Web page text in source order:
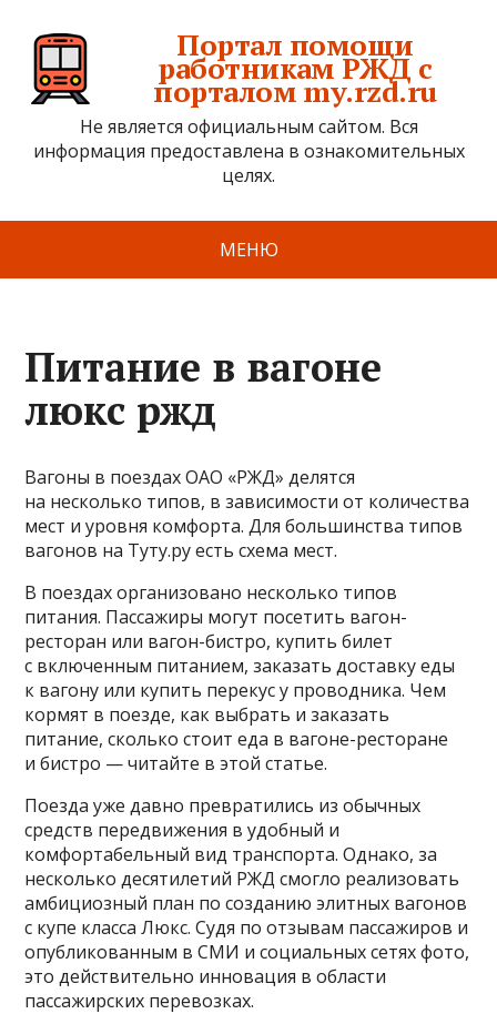
Портал помощи
работникам РЖД с
порталом my.rzd.ru
Не является официальным сайтом. Вся
информация предоставлена в ознакомительных
целях.
МЕНЮ
Питание в вагоне
люкс ржд
Вагоны в поездах ОАО «РЖД» делятся
на несколько типов, в зависимости от количества
мест и уровня комфорта. Для большинства типов
вагонов на Туту.ру есть схема мест.
В поездах организовано несколько типов
питания. Пассажиры могут посетить вагон-
ресторан или вагон-бистро, купить билет
с включенным питанием, заказать доставку еды
к вагону или купить перекус у проводника. Чем
кормят в поезде, как выбрать и заказать
питание, сколько стоит еда в вагоне-ресторане
и бистро — читайте в этой статье.
Поезда уже давно превратились из обычных
средств передвижения в удобный и
комфортабельный вид транспорта. Однако, за
несколько десятилетий РЖД смогло реализовать
амбициозный план по созданию элитных вагонов
с купе класса Люкс. Судя по отзывам пассажиров и
опубликованным в СМИ и социальных сетях фото,
это действительно инновация в области
пассажирских перевозках.